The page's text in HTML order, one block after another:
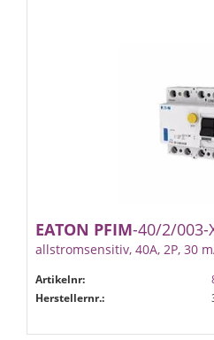
EATON PFIM-40/2/003-
allstromsensitiv, 40A, 2P, 30
Artikelnr:
Herstellernr.: